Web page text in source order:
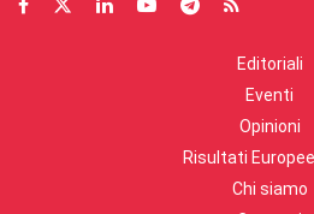
Editoriali
Eventi
Opinioni
Risultati
Chi siamo